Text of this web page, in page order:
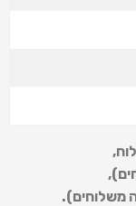
,
משלוחים).